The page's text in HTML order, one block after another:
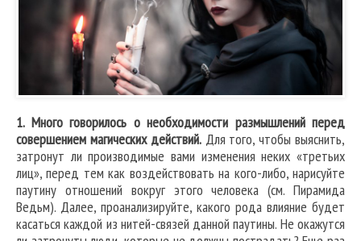
1. Много говорилось о необходимости размышлений перед
совершением магических действий.Для того, чтобы выяснить,
затронут ли производимые вами изменения неких «третьих
лиц», перед тем как воздействовать на кого-либо, нарисуйте
паутину отношений вокруг этого человека (см. Пирамида
Ведьм). Далее, проанализируйте, какого рода влияние будет
касаться каждой из нитей-связей данной паутины. Не окажутся